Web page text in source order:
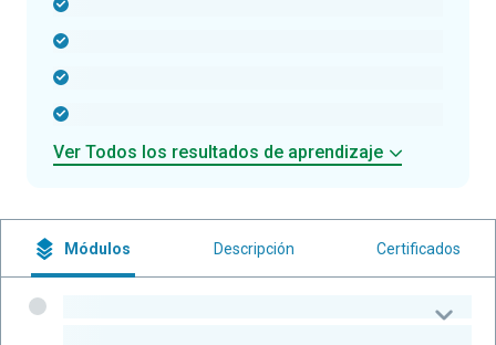
Ver Todos los resultados de aprendizaje
Módulos Descripción Certificados